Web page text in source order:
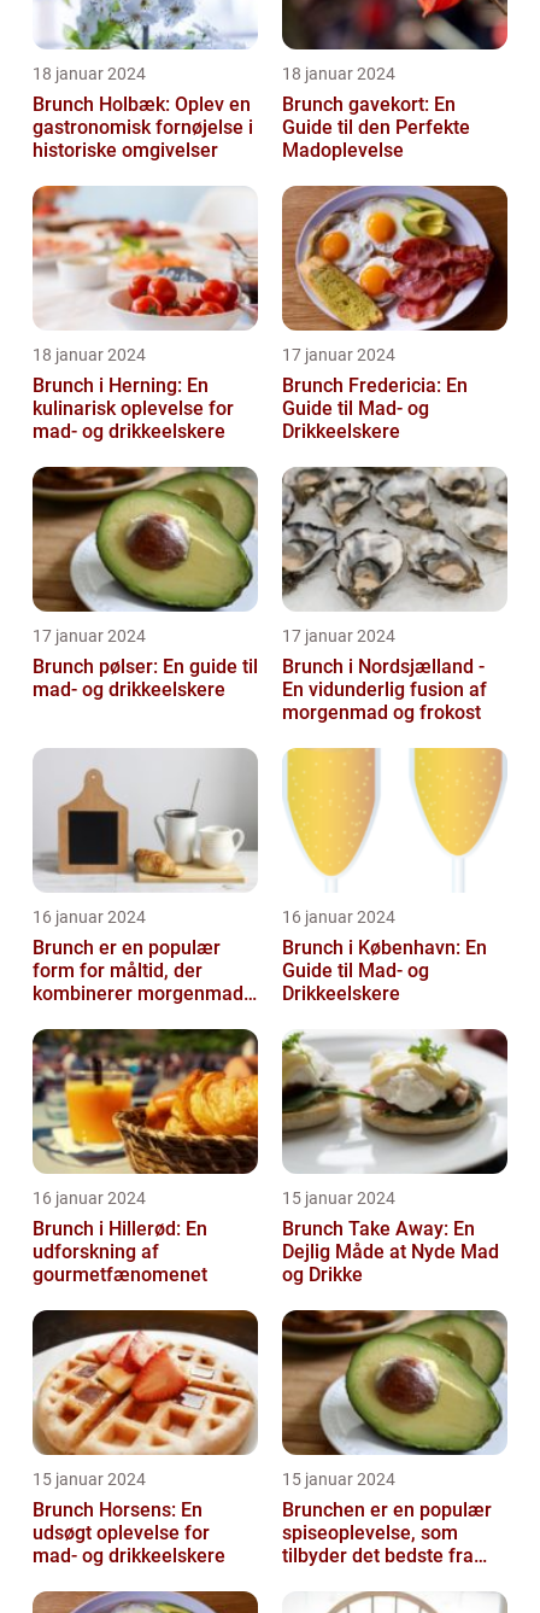
18 januar 2024
Brunch Holbæk: Oplev en
gastronomisk fornøjelse i
historiske omgivelser
18 januar 2024
Brunch gavekort: En
Guide til den Perfekte
Madoplevelse
18 januar 2024
Brunch i Herning: En
kulinarisk oplevelse for
mad- og drikkeelskere
17 januar 2024
Brunch Fredericia: En
Guide til Mad- og
Drikkeelskere
17 januar 2024
Brunch pølser: En guide til
mad- og drikkeelskere
17 januar 2024
Brunch i Nordsjælland -
En vidunderlig fusion af
morgenmad og frokost
16 januar 2024
Brunch er en populær
form for måltid, der
kombinerer morgenmad
mulighed for ...
16 januar 2024
Brunch i København: En
Guide til Mad- og
Drikkeelskere
16 januar 2024
Brunch i Hillerød: En
udforskning af
gourmetfænomenet
15 januar 2024
Brunch Take Away: En
Dejlig Måde at Nyde Mad
og Drikke
15 januar 2024
Brunch Horsens: En
udsøgt oplevelse for
mad- og drikkeelskere
15 januar 2024
Brunchen er en populær
spiseoplevelse, som
tilbyder det bedste fra
frokost